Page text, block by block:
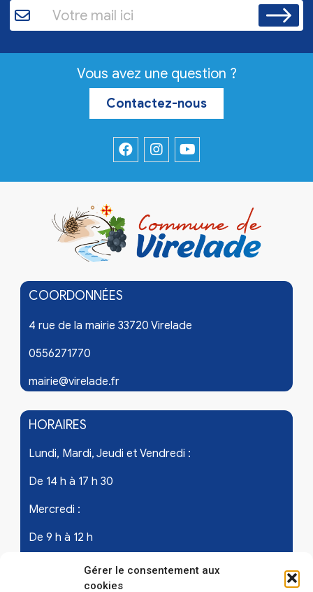
Gérer le consentement aux
cookies
Vous avez une question ?
Contactez-nous
COORDONNÉES
4 rue de la mairie 33720 Virelade
0556271770
mairie@virelade.fr
HORAIRES
Lundi, Mardi, Jeudi et Vendredi :
De 14 h à 17 h 30
Mercredi :
De 9 h à 12 h
Samedi - les 1er et 3ème de chaque mois :